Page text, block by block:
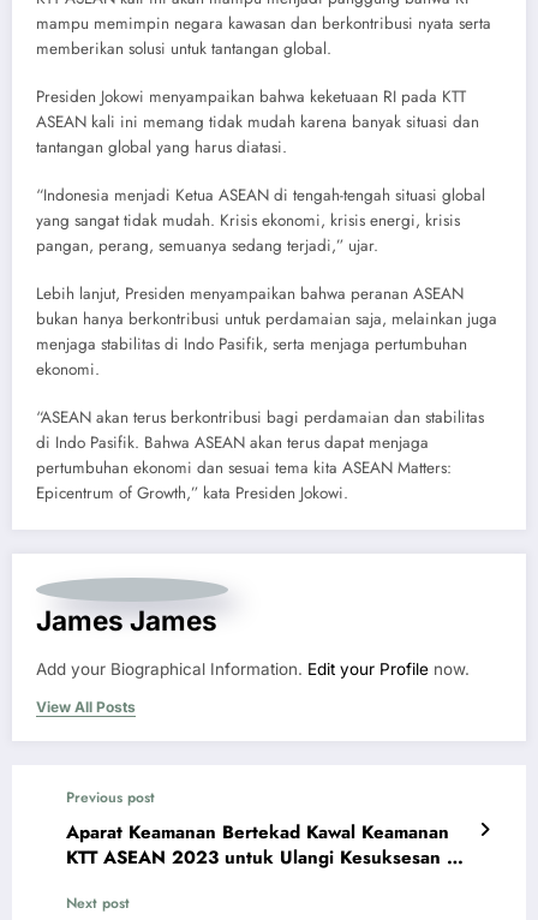
mampu memimpin negara kawasan dan berkontribusi nyata serta
memberikan solusi untuk tantangan global.
Presiden Jokowi menyampaikan bahwa keketuaan RI pada KTT
ASEAN kali ini memang tidak mudah karena banyak situasi dan
tantangan global yang harus diatasi.
“Indonesia menjadi Ketua ASEAN di tengah-tengah situasi global
yang sangat tidak mudah. Krisis ekonomi, krisis energi, krisis
pangan, perang, semuanya sedang terjadi,” ujar.
Lebih lanjut, Presiden menyampaikan bahwa peranan ASEAN
bukan hanya berkontribusi untuk perdamaian saja, melainkan juga
menjaga stabilitas di Indo Pasifik, serta menjaga pertumbuhan
ekonomi.
“ASEAN akan terus berkontribusi bagi perdamaian dan stabilitas
di Indo Pasifik. Bahwa ASEAN akan terus dapat menjaga
pertumbuhan ekonomi dan sesuai tema kita ASEAN Matters:
Epicentrum of Growth,” kata Presiden Jokowi.
James James
Add your Biographical Information. Edit your Profile now.
View All Posts
Previous post
Aparat Keamanan Bertekad Kawal Keamanan
KTT ASEAN 2023 untuk Ulangi Kesuksesan G-
Next post